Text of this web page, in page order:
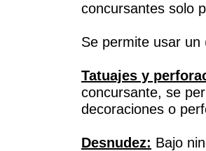
concursantes solo
Se permite usar
Tatuajes y
concursante, se
decoraciones o
Desnudez: Bajo